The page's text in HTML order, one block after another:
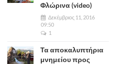
Φλώρινα (video)
Δεκέμβριος 11, 2016
09:50
1
Τα αποκαλυπτήρια
μνημείου προς